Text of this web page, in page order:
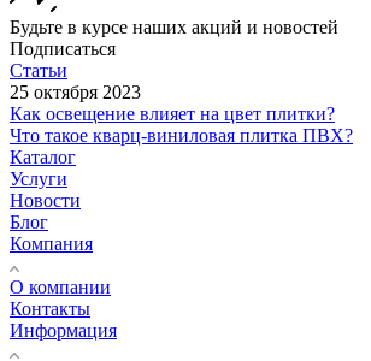
Будьте в курсе наших акций и новостей
Подписаться
Статьи
25 октября 2023
Как освещение влияет на цвет плитки?
Что такое кварц-виниловая плитка ПВХ?
Каталог
Услуги
Новости
Блог
Компания
О компании
Контакты
Информация